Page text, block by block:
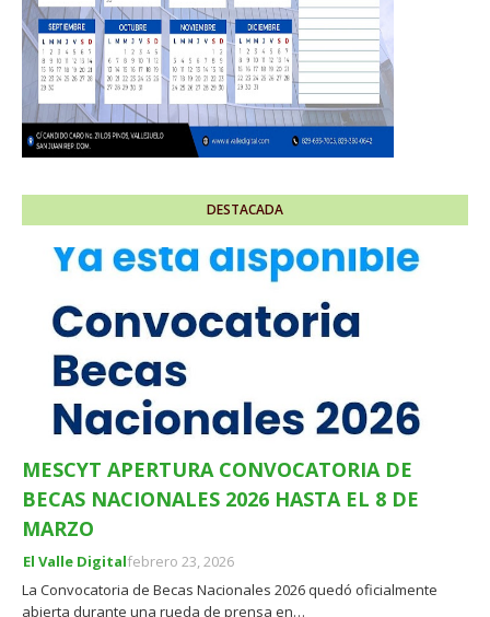
DESTACADA
MESCYT APERTURA CONVOCATORIA DE
BECAS NACIONALES 2026 HASTA EL 8 DE
MARZO
El Valle Digitalfebrero 23, 2026
La Convocatoria de Becas Nacionales 2026 quedó oficialmente
abierta durante una rueda de prensa en…